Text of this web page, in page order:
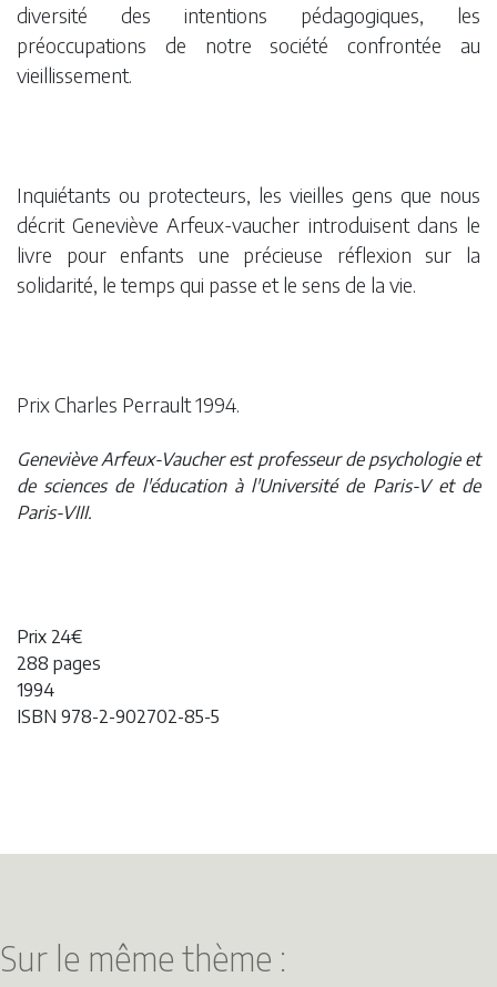
diversité des intentions pédagogiques, les
préoccupations de notre société confrontée au
vieillissement.
Inquiétants ou protecteurs, les vieilles gens que nous
décrit Geneviève Arfeux-vaucher introduisent dans le
livre pour enfants une précieuse réflexion sur la
solidarité, le temps qui passe et le sens de la vie.
Prix Charles Perrault 1994.
Geneviève Arfeux-Vaucher est professeur de psychologie et
de sciences de l'éducation à l'Université de Paris-V et de
Paris-VIII.
Prix 24€
288 pages
1994
ISBN 978-2-902702-85-5
Sur le même thème :